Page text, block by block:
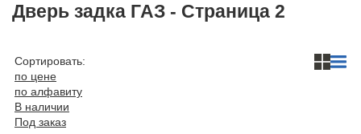
Контакты
Доставка
Дверь задка ГАЗ - Страница 2
Сортировать:
по цене
по алфавиту
В наличии
Под заказ